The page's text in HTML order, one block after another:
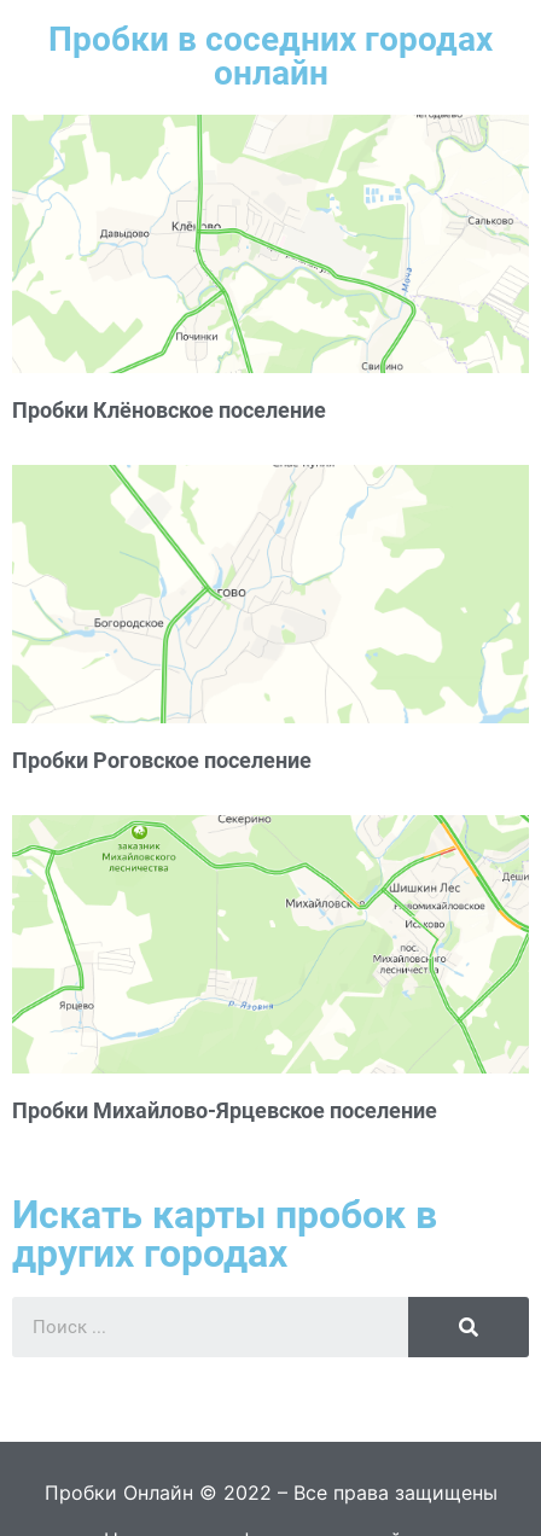
Пробки в соседних городах
онлайн
Пробки Клёновское поселение
Пробки Роговское поселение
Пробки Михайлово-Ярцевское поселение
Искать карты пробок в
других городах
Пробки Онлайн © 2022 – Все права защищены